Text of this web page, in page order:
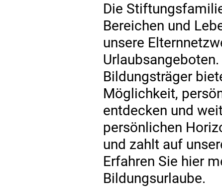
Die
Bereichen und
unsere
Bildungsträger
Möglichkeit,
entdecken und
persönlichen
und zahlt auf
Erfahren Sie hier
Bildungsurlaube.